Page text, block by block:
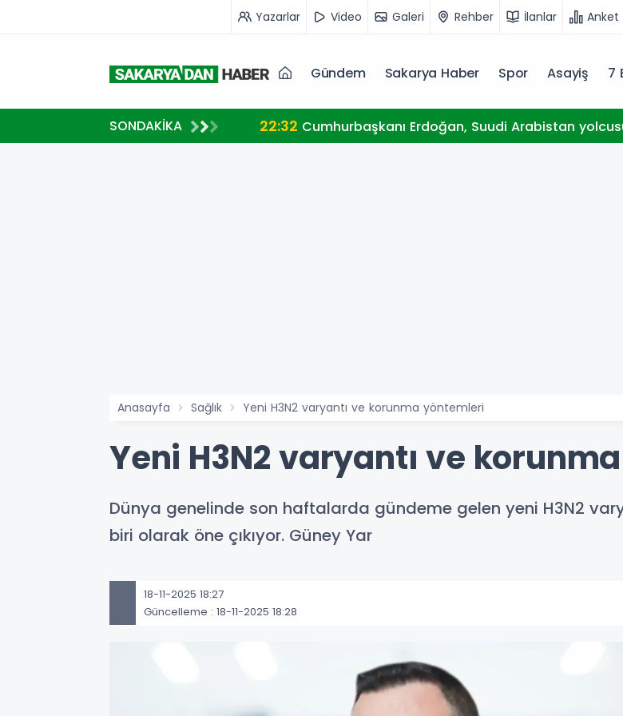
Yazarlar Video Galeri Rehber İlanlar Anket
Gündem Sakarya Haber Spor Asayiş 7
SONDAKİKA 22:32 Cumhurbaşkanı Erdoğan, Suudi Arabistan
Anasayfa Sağlık Yeni H3N2 varyantı ve korunma yöntemleri
Yeni H3N2 varyantı ve
Dünya genelinde son haftalarda gündeme gelen yeni H3N2
biri olarak öne çıkıyor. Güney Yar
18-11-2025 18:27
Güncelleme : 18-11-2025 18:28